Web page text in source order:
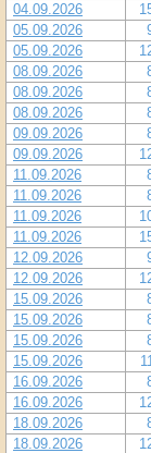
04.09.2026
05.09.2026
05.09.2026
08.09.2026
08.09.2026
08.09.2026
09.09.2026
09.09.2026
11.09.2026
11.09.2026
11.09.2026
11.09.2026
12.09.2026
12.09.2026
15.09.2026
15.09.2026
15.09.2026
15.09.2026
16.09.2026
16.09.2026
18.09.2026
18.09.2026